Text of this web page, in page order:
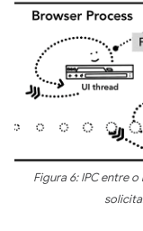
Figura 6: IPC entre